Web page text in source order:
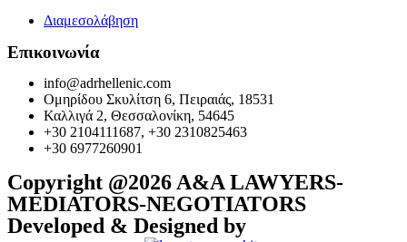
Διαμεσολάβηση
Επικοινωνία
info@adrhellenic.com
Ομηρίδου Σκυλίτση 6, Πειραιάς, 18531
Καλλιγά 2, Θεσσαλονίκη, 54645
+30 2104111687, +30 2310825463
+30 6977260901
Copyright @2026 A&A LAWYERS-
MEDIATORS-NEGOTIATORS
Developed & Designed by